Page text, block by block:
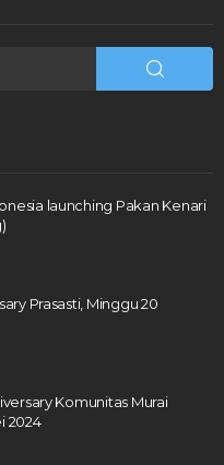
launching Pakan Kenari
Prasasti, Minggu 20
Komunitas Murai
2024